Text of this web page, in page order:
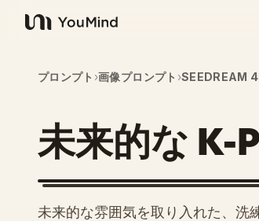
YouMind
プロンプト ›画像プロンプト ›SEEDREAM
未来的な K-
未来的な雰囲気を取り入れた、洗